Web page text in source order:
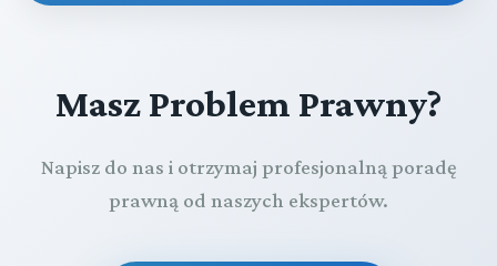
Masz Problem Prawny?
Napisz do nas i otrzymaj profesjonalną poradę
prawną od naszych ekspertów.